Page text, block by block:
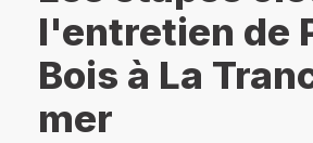
l'entretien de
Bois à La
mer